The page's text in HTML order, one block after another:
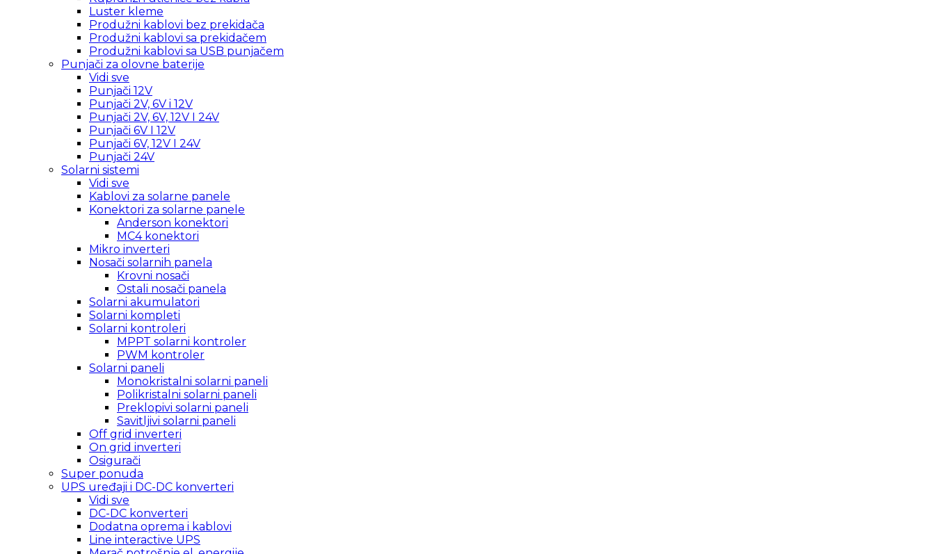
Luster kleme
Produžni kablovi bez prekidača
Produžni kablovi sa prekidačem
Produžni kablovi sa USB punjačem
Punjači za olovne baterije
Vidi sve
Punjači 12V
Punjači 2V, 6V i 12V
Punjači 2V, 6V, 12V I 24V
Punjači 6V I 12V
Punjači 6V, 12V I 24V
Punjači 24V
Solarni sistemi
Vidi sve
Kablovi za solarne panele
Konektori za solarne panele
Anderson konektori
MC4 konektori
Mikro inverteri
Nosači solarnih panela
Krovni nosači
Ostali nosači panela
Solarni akumulatori
Solarni kompleti
Solarni kontroleri
MPPT solarni kontroler
PWM kontroler
Solarni paneli
Monokristalni solarni paneli
Polikristalni solarni paneli
Preklopivi solarni paneli
Savitljivi solarni paneli
Off grid inverteri
On grid inverteri
Osigurači
Super ponuda
UPS uređaji i DC-DC konverteri
Vidi sve
DC-DC konverteri
Dodatna oprema i kablovi
Line interactive UPS